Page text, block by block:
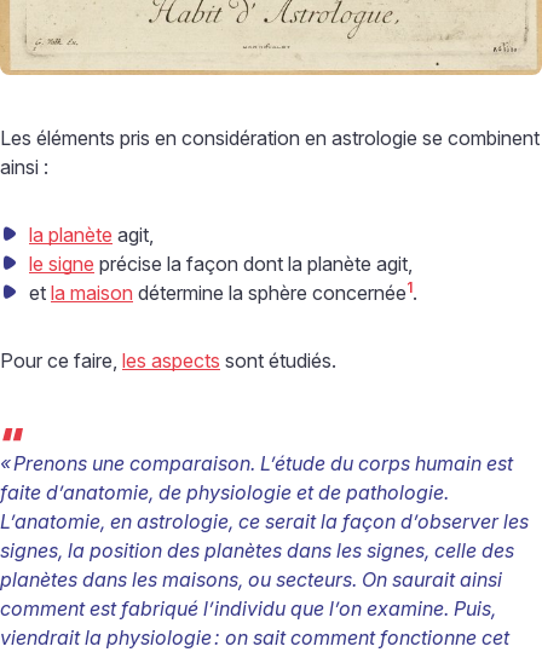
Les éléments pris en considération en astrologie se combinent
ainsi :
la planète agit,
le signe précise la façon dont la planète agit,
et la maison détermine la sphère concernée1.
Pour ce faire, les aspects sont étudiés.
“
«Prenons une comparaison. L’étude du corps humain est
faite d’anatomie, de physiologie et de pathologie.
L’anatomie, en astrologie, ce serait la façon d’observer les
signes, la position des planètes dans les signes, celle des
planètes dans les maisons, ou secteurs. On saurait ainsi
comment est fabriqué l’individu que l’on examine. Puis,
viendrait la physiologie: on sait comment fonctionne cet